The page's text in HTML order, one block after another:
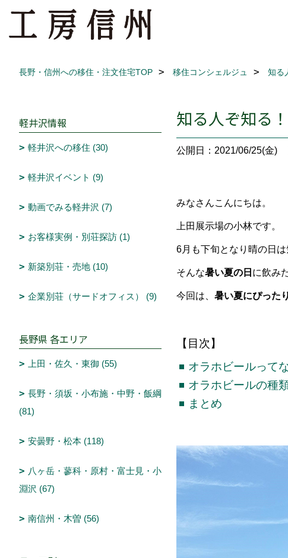
長野・信州への移住・注文住宅TOP 移住コンシェルジュ 知る
知る人ぞ知る
公開日：2021/06/25(金)
みなさんこんにちは。
上田展示場の小林です。
6月も下旬となり晴の日
そんな暑い夏の日 に飲み
今回は、 暑い夏にぴったり
【目次】
オラホビールって
オラホビールの種
まとめ
軽井沢情報
軽井沢への移住 (30)
軽井沢イベント (9)
動画でみる軽井沢 (7)
お客様実例・別荘探訪 (1)
新築別荘・売地 (10)
企業別荘（サードオフィス） (9)
長野県 各エリア
上田・佐久・東御 (55)
長野・須坂・小布施・中野・飯綱
(81)
安曇野・松本 (118)
八ヶ岳・蓼科・原村・富士見・小
淵沢 (67)
南信州・木曽 (56)